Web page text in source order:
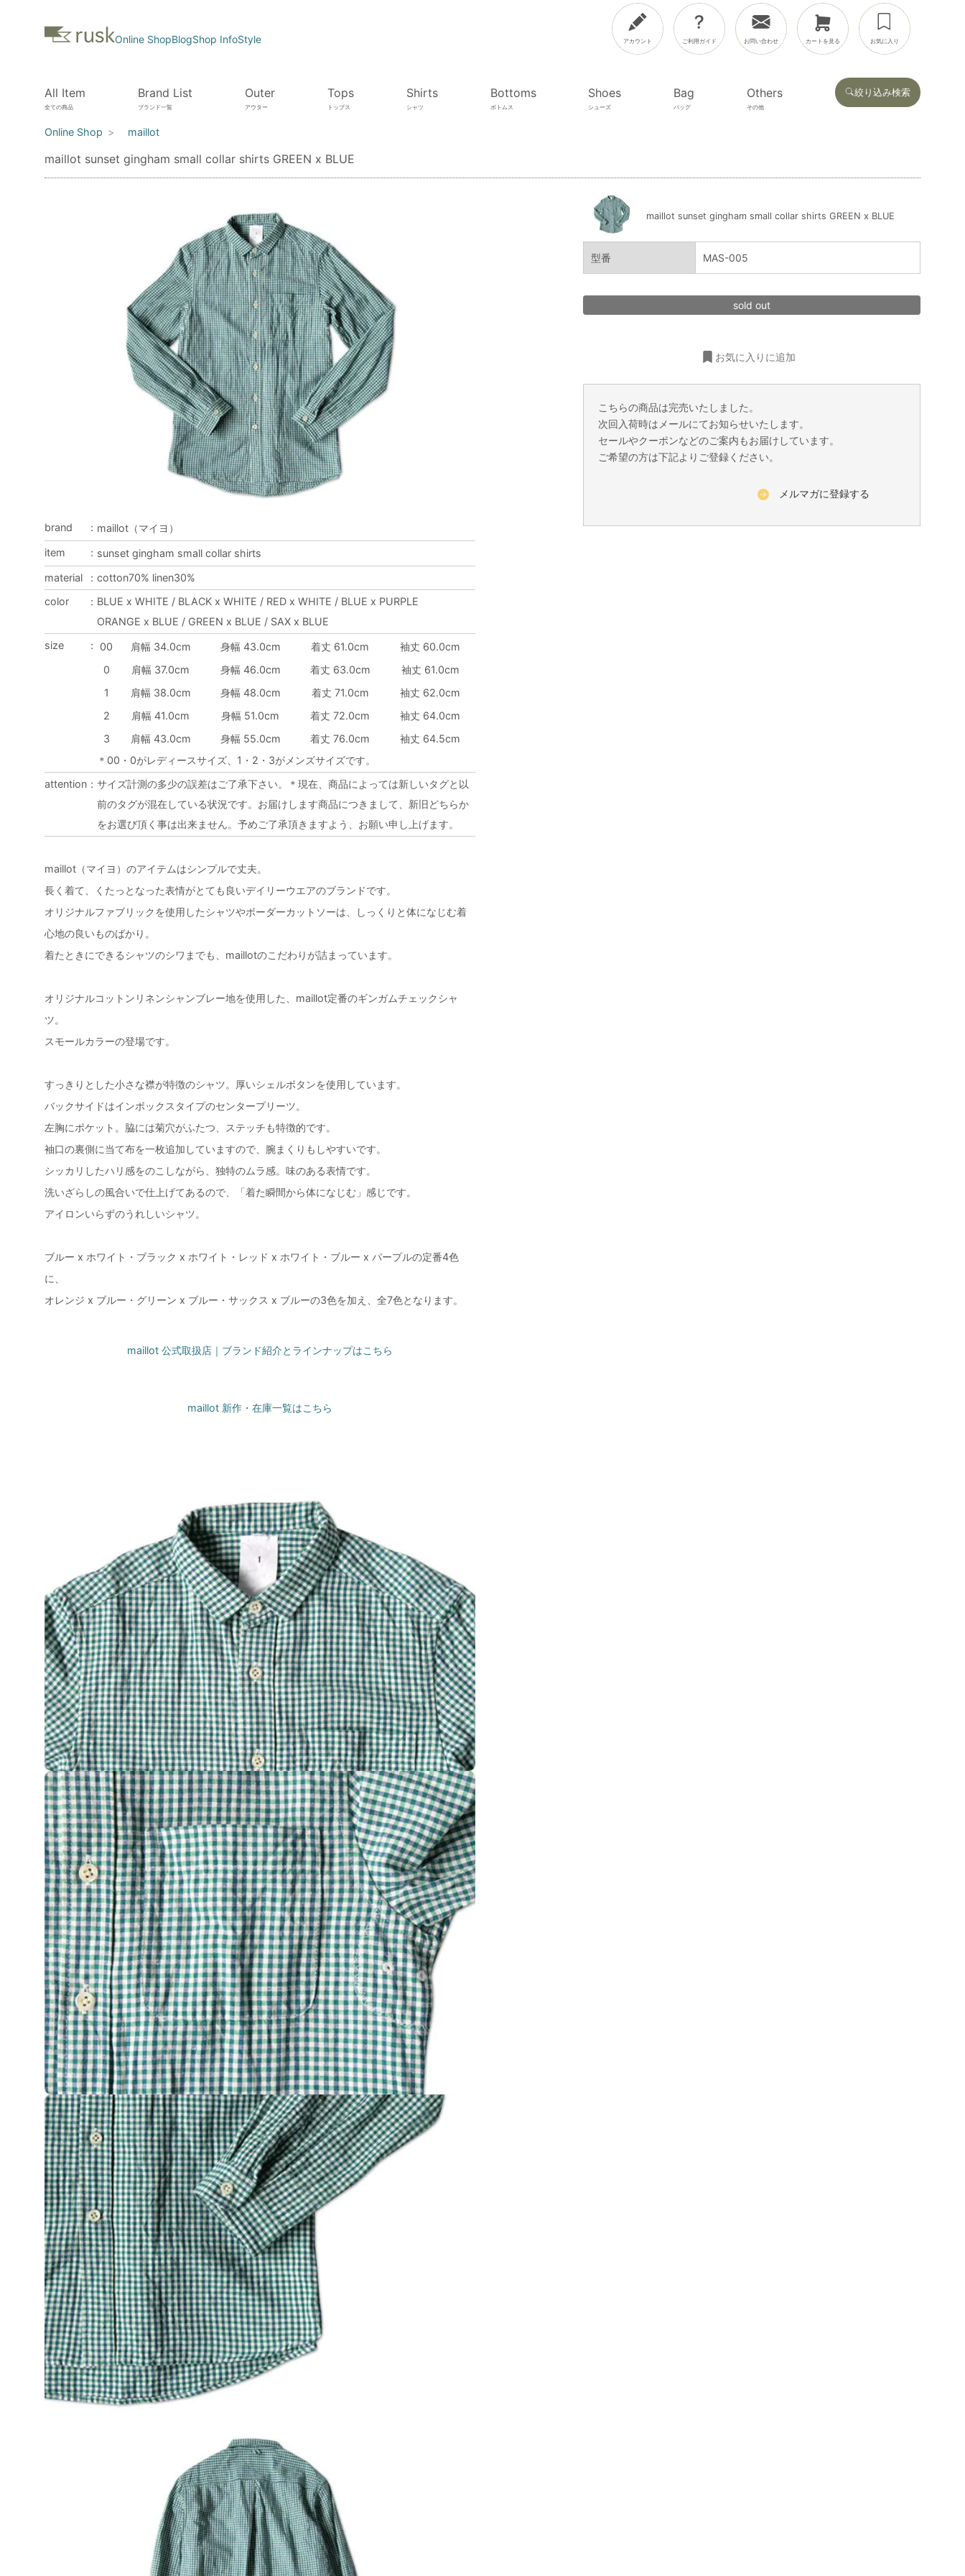
Online ShopBlogShop InfoStyle アカウント ご利用ガイド お問い合わせ カートを見る お気に入り
All Item
全ての商品
Brand List
ブランド一覧
Outer
アウター
Tops
トップス
Shirts
シャツ
Bottoms
ボトムス
Shoes
シューズ
Bag
バッグ
Others
その他
絞り込み検索
Online Shop maillot
maillot sunset gingham small collar shirts GREEN x BLUE
maillot sunset gingham small collar shirts GREEN x BLUE
型番 MAS-005
sold out
お気に入りに追加
こちらの商品は完売いたしました。
次回入荷時はメールにてお知らせいたします。
セールやクーポンなどのご案内もお届けしています。
ご希望の方は下記よりご登録ください。
メルマガに登録する
brand ： maillot（マイヨ）
item
： sunset gingham small collar shirts
material
： cotton70% linen30%
color
： BLUE x WHITE / BLACK x WHITE / RED x WHITE / BLUE x PURPLE
ORANGE x BLUE / GREEN x BLUE / SAX x BLUE
size
： 00 肩幅 34.0cm 身幅 43.0cm 着丈 61.0cm
袖丈 60.0cm
0
肩幅 37.0cm 身幅 46.0cm 着丈 63.0cm
袖丈 61.0cm
1
肩幅 38.0cm 身幅 48.0cm 着丈 71.0cm
袖丈 62.0cm
2
肩幅 41.0cm 身幅 51.0cm 着丈 72.0cm
袖丈 64.0cm
3
肩幅 43.0cm 身幅 55.0cm 着丈 76.0cm
袖丈 64.5cm
＊00・0がレディースサイズ、1・2・3がメンズサイズです。
attention ： サイズ計測の多少の誤差はご了承下さい。＊現在、商品によっては新しいタグと以
前のタグが混在している状況です。お届けします商品につきまして、新旧どちらか
をお選び頂く事は出来ません。予めご了承頂きますよう、お願い申し上げます。
maillot（マイヨ）のアイテムはシンプルで丈夫。
長く着て、くたっとなった表情がとても良いデイリーウエアのブランドです。
オリジナルファブリックを使用したシャツやボーダーカットソーは、しっくりと体になじむ着
心地の良いものばかり。
着たときにできるシャツのシワまでも、maillotのこだわりが詰まっています。
オリジナルコットンリネンシャンブレー地を使用した、maillot定番のギンガムチェックシャ
ツ。
スモールカラーの登場です。
すっきりとした小さな襟が特徴のシャツ。厚いシェルボタンを使用しています。
バックサイドはインボックスタイプのセンタープリーツ。
左胸にポケット。脇には菊穴がふたつ、ステッチも特徴的です。
袖口の裏側に当て布を一枚追加していますので、腕まくりもしやすいです。
シッカリしたハリ感をのこしながら、独特のムラ感。味のある表情です。
洗いざらしの風合いで仕上げてあるので、「着た瞬間から体になじむ」感じです。
アイロンいらずのうれしいシャツ。
ブルー x ホワイト・ブラック x ホワイト・レッド x ホワイト・ブルー x パープルの定番4色
に、
オレンジ x ブルー・グリーン x ブルー・サックス x ブルーの3色を加え、全7色となります。
maillot 公式取扱店｜ブランド紹介とラインナップはこちら
maillot 新作・在庫一覧はこちら